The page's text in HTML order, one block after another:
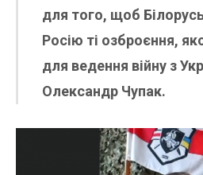
для того, щоб
Росію ті озброєння,
для ведення війну з
Олександр Чупак.